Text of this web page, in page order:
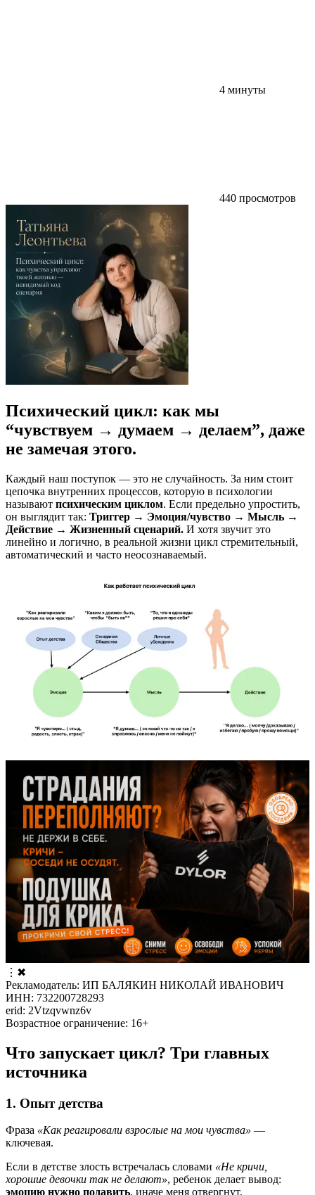
4 минуты
440 просмотров
Психический цикл: как мы
“чувствуем → думаем → делаем”, даже
не замечая этого.
Каждый наш поступок — это не случайность. За ним стоит
цепочка внутренних процессов, которую в психологии
называют психическим циклом. Если предельно упростить,
он выглядит так: Триггер → Эмоция/чувство → Мысль →
Действие → Жизненный сценарий. И хотя звучит это
линейно и логично, в реальной жизни цикл стремительный,
автоматический и часто неосознаваемый.
⋮ ✖
Рекламодатель: ИП БАЛЯКИН НИКОЛАЙ ИВАНОВИЧ
ИНН: 732200728293
erid: 2Vtzqvwnz6v
Возрастное ограничение: 16+
Что запускает цикл? Три главных
источника
1. Опыт детства
Фраза «Как реагировали взрослые на мои чувства» —
ключевая.
Если в детстве злость встречалась словами «Не кричи,
хорошие девочки так не делают», ребенок делает вывод:
эмоцию нужно подавить, иначе меня отвергнут.